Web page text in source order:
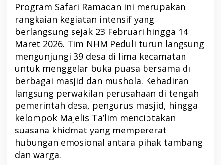
Program Safari Ramadan ini merupakan
rangkaian kegiatan intensif yang
berlangsung sejak 23 Februari hingga 14
Maret 2026. Tim NHM Peduli turun langsung
mengunjungi 39 desa di lima kecamatan
untuk menggelar buka puasa bersama di
berbagai masjid dan mushola. Kehadiran
langsung perwakilan perusahaan di tengah
pemerintah desa, pengurus masjid, hingga
kelompok Majelis Ta’lim menciptakan
suasana khidmat yang mempererat
hubungan emosional antara pihak tambang
dan warga.